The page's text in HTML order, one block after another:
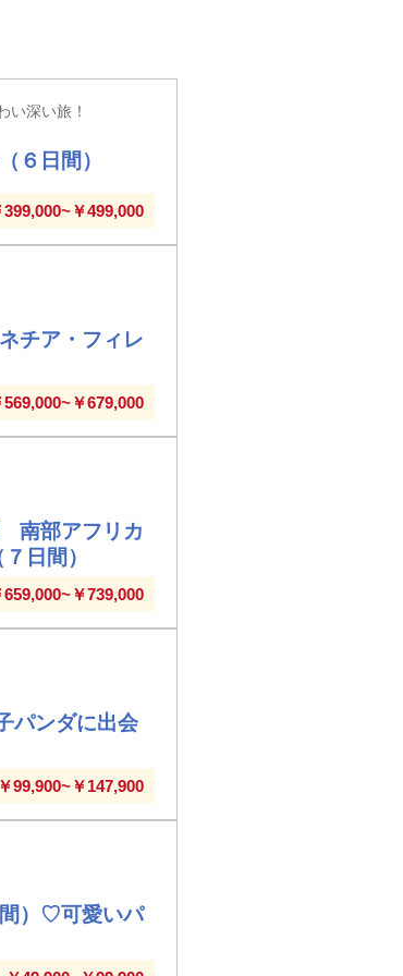
深い旅！
６日間）
399,000~￥499,000
チア・フィレ
569,000~￥679,000
南部アフリカ
日間）
659,000~￥739,000
パンダに出会
￥99,900~￥147,900
）♡可愛いパ